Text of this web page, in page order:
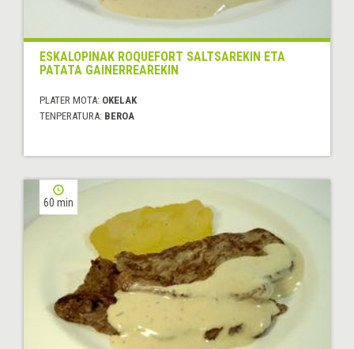
ESKALOPINAK ROQUEFORT SALTSAREKIN ETA
PATATA GAINERREAREKIN
PLATER MOTA: OKELAK
TENPERATURA: BEROA
60 min